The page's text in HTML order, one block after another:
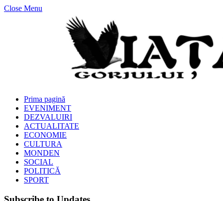
Close Menu
Prima pagină
EVENIMENT
DEZVALUIRI
ACTUALITATE
ECONOMIE
CULTURA
MONDEN
SOCIAL
POLITICĂ
SPORT